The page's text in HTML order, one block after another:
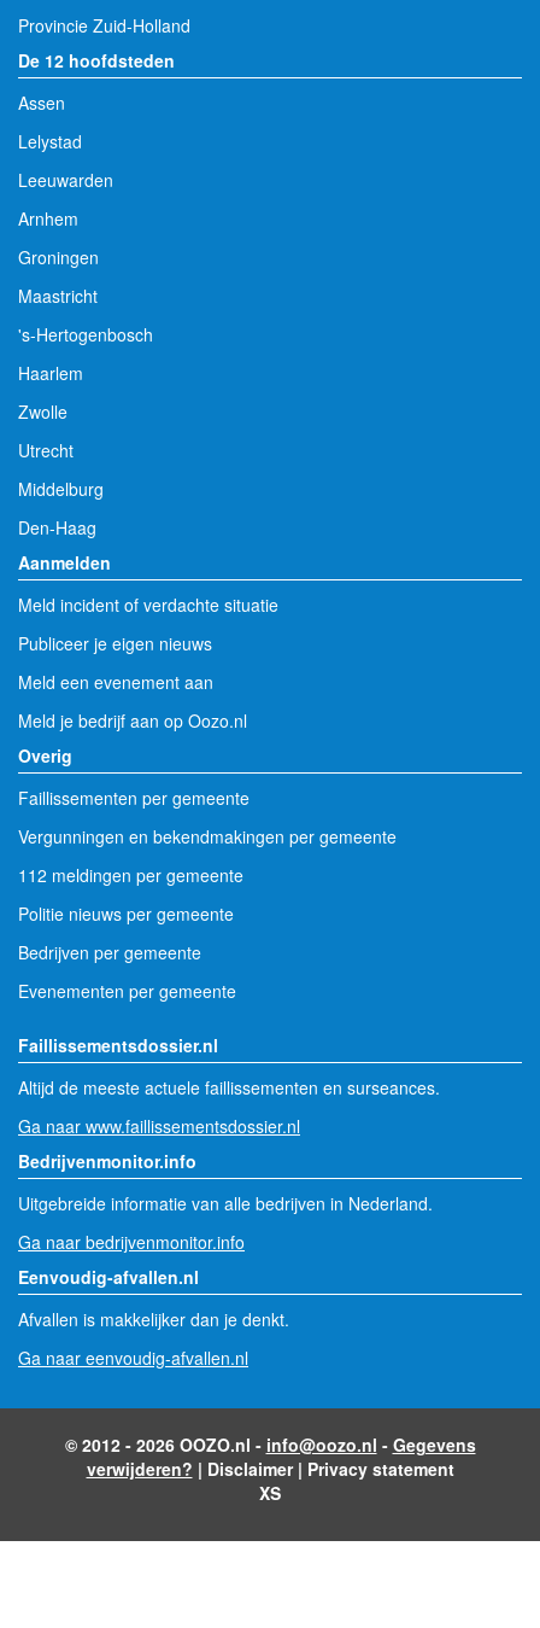
Provincie Zuid-Holland
De 12 hoofdsteden
Assen
Lelystad
Leeuwarden
Arnhem
Groningen
Maastricht
's-Hertogenbosch
Haarlem
Zwolle
Utrecht
Middelburg
Den-Haag
Aanmelden
Meld incident of verdachte situatie
Publiceer je eigen nieuws
Meld een evenement aan
Meld je bedrijf aan op Oozo.nl
Overig
Faillissementen per gemeente
Vergunningen en bekendmakingen per gemeente
112 meldingen per gemeente
Politie nieuws per gemeente
Bedrijven per gemeente
Evenementen per gemeente
Faillissementsdossier.nl
Altijd de meeste actuele faillissementen en surseances.
Ga naar www.faillissementsdossier.nl
Bedrijvenmonitor.info
Uitgebreide informatie van alle bedrijven in Nederland.
Ga naar bedrijvenmonitor.info
Eenvoudig-afvallen.nl
Afvallen is makkelijker dan je denkt.
Ga naar eenvoudig-afvallen.nl
© 2012 - 2026 OOZO.nl - info@oozo.nl - Gegevens
verwijderen? | Disclaimer| Privacy statement
XS